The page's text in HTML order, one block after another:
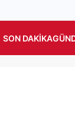
SON DAKIKA